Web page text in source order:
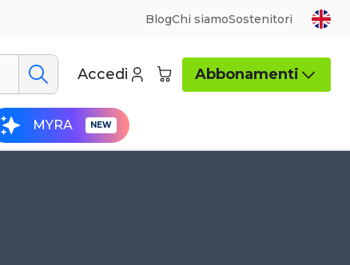
BlogChi siamoSostenitori
Accedi Abbonamenti
MYRA